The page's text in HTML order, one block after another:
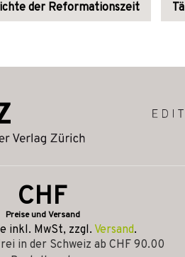
der Reformationszeit
CHF
Preise und Versand
inkl. MwSt, zzgl. Versand.
in der Schweiz ab CHF 90.00